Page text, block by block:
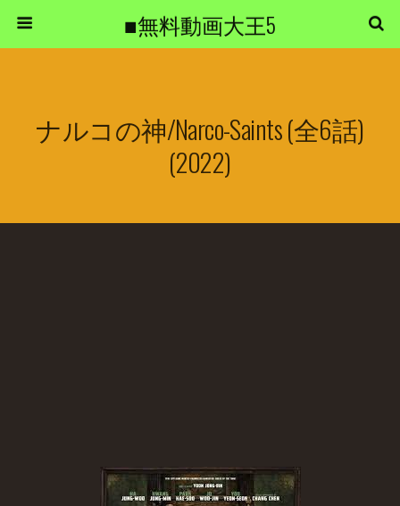
■無料動画大王5
ナルコの神/Narco-Saints (全6話)
(2022)